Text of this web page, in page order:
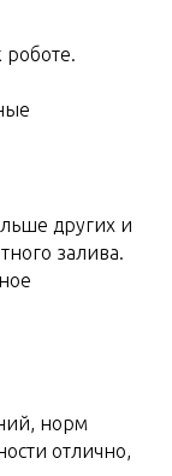
других и
залива.
норм
отлично,